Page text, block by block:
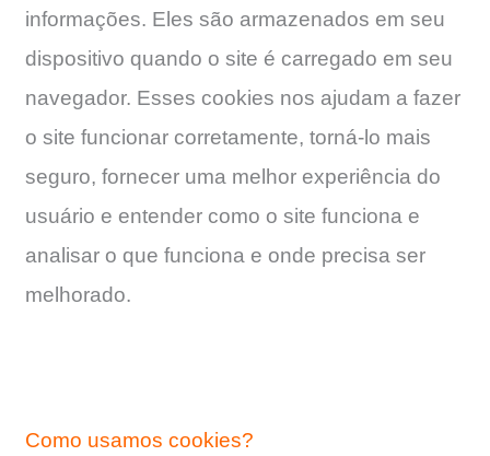
informações. Eles são armazenados em seu
dispositivo quando o site é carregado em seu
navegador. Esses cookies nos ajudam a fazer
o site funcionar corretamente, torná-lo mais
seguro, fornecer uma melhor experiência do
usuário e entender como o site funciona e
analisar o que funciona e onde precisa ser
melhorado.
Como usamos cookies?